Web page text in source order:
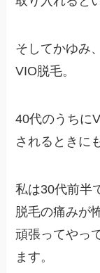
そしてかゆみ
VIO脱毛。
40代のうちに
されるときに
私は30代前半
脱毛の痛みが
頑張ってやっ
ます。